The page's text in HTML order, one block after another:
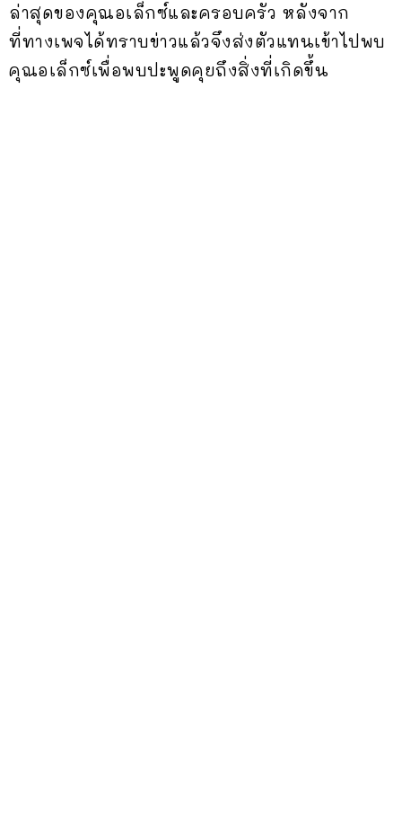
ล่าสุดของคุณอเล็กซ์และครอบครัว หลังจาก
ที่ทางเพจได้ทราบข่าวแล้วจึงส่งตัวแทนเข้าไปพบ
คุณอเล็กซ์เพื่อพบปะพูดคุยถึงสิ่งที่เกิดขึ้น